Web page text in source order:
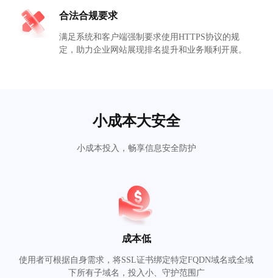
合法合规要求
满足系统和客户端强制要求使用HTTPS协议的规
定，助力企业网站展现排名提升和业务顺利开展。
小成本大安全
小成本投入，畅享信息安全防护
成本低
使用者可根据自身需求，将SSL证书绑定特定FQDN域名或全域
下所有子域名，投入小、守护范围广